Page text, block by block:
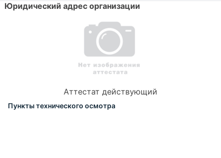
Юридический адрес организации
Аттестат действующий
Пункты технического осмотра